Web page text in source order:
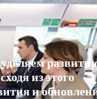
была